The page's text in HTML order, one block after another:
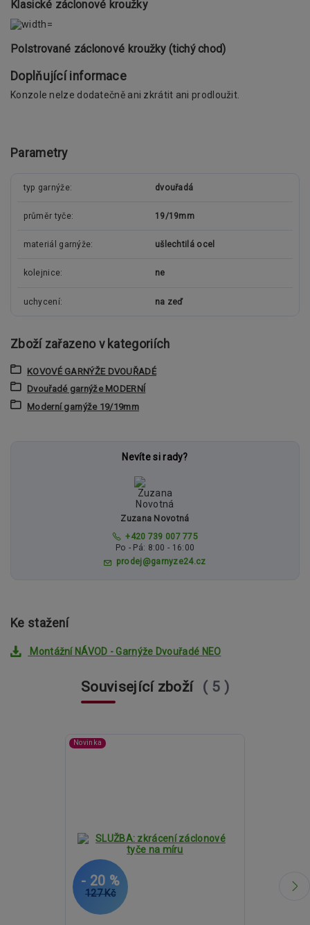
Klasické záclonové kroužky
Polstrované záclonové kroužky (tichý chod)
Doplňující informace
Konzole nelze dodatečně ani zkrátit ani prodloužit.
Parametry
typ garnýže dvouřadá
průměr tyče 19/19mm
materiál garnýže ušlechtilá ocel
kolejnice ne
uchycení na zeď
Zboží zařazeno v kategoriích
KOVOVÉ GARNÝŽE DVOUŘADÉ
Dvouřadé garnýže MODERNÍ
Moderní garnýže 19/19mm
Nevíte si rady?
Zuzana Novotná
+420 739 007 775
Po - Pá: 8:00 - 16:00
prodej@garnyze24.cz
Ke stažení
Montážní NÁVOD - Garnýže Dvouřadé NEO
Související zboží 5
Novinka
127 Kč
- 20 %
2 258 Kč
- 15 %